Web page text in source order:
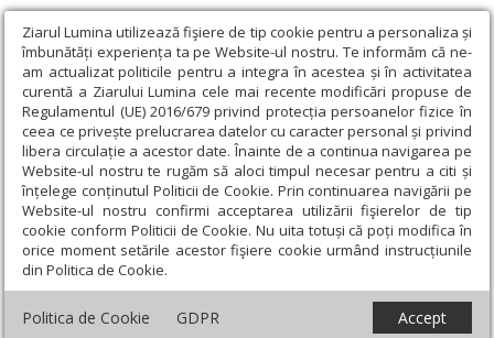
Ziarul Lumina utilizează fişiere de tip cookie pentru a personaliza și
îmbunătăți experiența ta pe Website-ul nostru. Te informăm că ne-
am actualizat politicile pentru a integra în acestea și în activitatea
curentă a Ziarului Lumina cele mai recente modificări propuse de
Regulamentul (UE) 2016/679 privind protecția persoanelor fizice în
ceea ce privește prelucrarea datelor cu caracter personal și privind
libera circulație a acestor date. Înainte de a continua navigarea pe
Website-ul nostru te rugăm să aloci timpul necesar pentru a citi și
înțelege conținutul Politicii de Cookie. Prin continuarea navigării pe
Website-ul nostru confirmi acceptarea utilizării fişierelor de tip
cookie conform Politicii de Cookie. Nu uita totuși că poți modifica în
orice moment setările acestor fişiere cookie urmând instrucțiunile
din Politica de Cookie.
Politica de Cookie GDPR Accept
Ziarul Lumina › Teologie și spiritualitate › Sinaxar ›
2024
‹ ›